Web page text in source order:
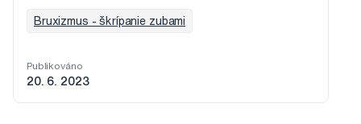
Bruxizmus - škrípanie zubami
Publikováno
20. 6. 2023